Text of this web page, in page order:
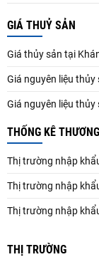
GIÁ THUỶ SẢN
Giá thủy sản tại
Giá nguyên liệu
Giá nguyên liệu
THỐNG KÊ
Thị trường nhập
Thị trường nhập
Thị trường nhập
THỊ TRƯỜNG